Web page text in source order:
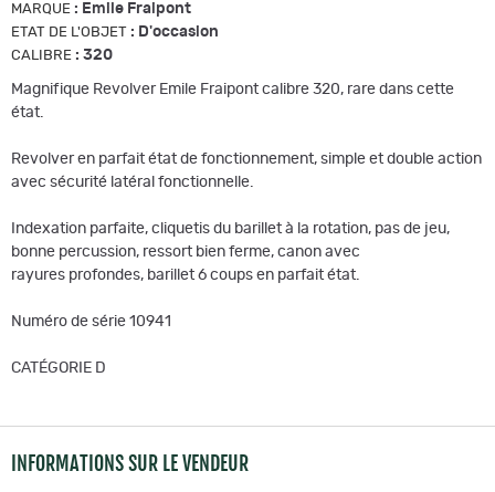
MARQUE : Emile Fraipont
ETAT DE L'OBJET : D'occasion
CALIBRE : 320
Magnifique Revolver Emile Fraipont calibre 320, rare dans cette
état.
Revolver en parfait état de fonctionnement, simple et double action
avec sécurité latéral fonctionnelle.
Indexation parfaite, cliquetis du barillet à la rotation, pas de jeu,
bonne percussion, ressort bien ferme, canon avec
rayures profondes, barillet 6 coups en parfait état.
Numéro de série 10941
CATÉGORIE D
INFORMATIONS SUR LE VENDEUR